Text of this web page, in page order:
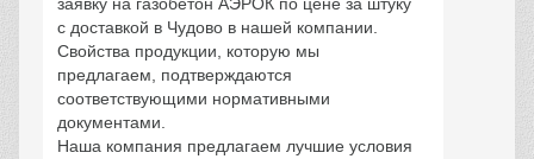
заявку на газобетон АЭРОК по цене за штуку
с доставкой в Чудово в нашей компании.
Свойства продукции, которую мы
предлагаем, подтверждаются
соответствующими нормативными
документами.
Наша компания предлагаем лучшие условия